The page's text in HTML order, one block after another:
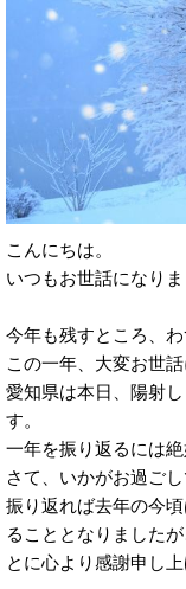
こんにちは。
いつもお世話になり
今年も残すところ、
この一年、大変お世話
愛知県は本日、陽射
す。
一年を振り返るには絶
さて、いかがお過ご
振り返れば去年の今
ることとなりました
とに心より感謝申し上